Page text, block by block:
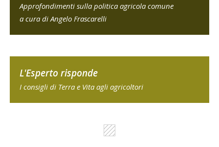
Approfondimenti sulla politica agricola comune
a cura di Angelo Frascarelli
L'Esperto risponde
I consigli di Terra e Vita agli agricoltori